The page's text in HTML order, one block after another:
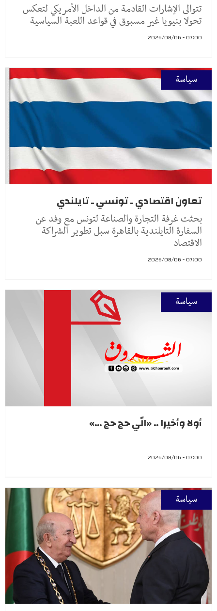
تتوالى الإشارات القادمة من الداخل الأمريكي لتعكس
تحولا بنيويا غير مسبوق في قواعد اللعبة السياسية
07:00 - 2026/08/06
سياسة
تعاون اقتصادي ـ تونسي ـ تايلندي
بحثت غرفة التجارة والصناعة لتونس مع وفد عن
السفارة التايلندية بالقاهرة سبل تطوير الشراكة
الاقتصاد
07:00 - 2026/08/06
سياسة
أولا وأخيرا .. «الّي حج حج ...»
07:00 - 2026/08/06
سياسة